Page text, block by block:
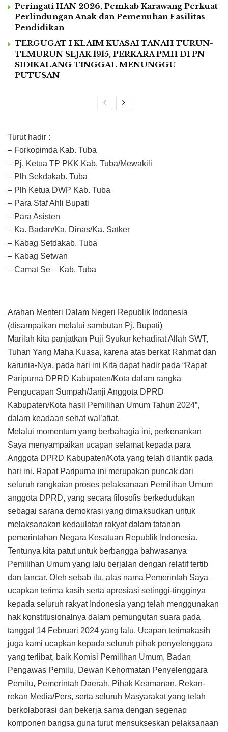
Peringati HAN 2026, Pemkab Karawang Perkuat
Perlindungan Anak dan Pemenuhan Fasilitas
Pendidikan
TERGUGAT I KLAIM KUASAI TANAH TURUN-
TEMURUN SEJAK 1915, PERKARA PMH DI PN
SIDIKALANG TINGGAL MENUNGGU
PUTUSAN
Turut hadir :
– Forkopimda Kab. Tuba
– Pj. Ketua TP PKK Kab. Tuba/Mewakili
– Plh Sekdakab. Tuba
– Plh Ketua DWP Kab. Tuba
– Para Staf Ahli Bupati
– Para Asisten
– Ka. Badan/Ka. Dinas/Ka. Satker
– Kabag Setdakab. Tuba
– Kabag Setwan
– Camat Se – Kab. Tuba
Arahan Menteri Dalam Negeri Republik Indonesia
(disampaikan melalui sambutan Pj. Bupati)
Marilah kita panjatkan Puji Syukur kehadirat Allah SWT,
Tuhan Yang Maha Kuasa, karena atas berkat Rahmat dan
karunia-Nya, pada hari ini Kita dapat hadir pada “Rapat
Paripurna DPRD Kabupaten/Kota dalam rangka
Pengucapan Sumpah/Janji Anggota DPRD
Kabupaten/Kota hasil Pemilihan Umum Tahun 2024”,
dalam keadaan sehat wal’afiat.
Melalui momentum yang berbahagia ini, perkenankan
Saya menyampaikan ucapan selamat kepada para
Anggota DPRD Kabupaten/Kota yang telah dilantik pada
hari ini. Rapat Paripurna ini merupakan puncak dari
seluruh rangkaian proses pelaksanaan Pemilihan Umum
anggota DPRD, yang secara filosofis berkedudukan
sebagai sarana demokrasi yang dimaksudkan untuk
melaksanakan kedaulatan rakyat dalam tatanan
pemerintahan Negara Kesatuan Republik Indonesia.
Tentunya kita patut untuk berbangga bahwasanya
Pemilihan Umum yang lalu berjalan dengan relatif tertib
dan lancar. Oleh sebab itu, atas nama Pemerintah Saya
ucapkan terima kasih serta apresiasi setinggi-tingginya
kepada seluruh rakyat Indonesia yang telah menggunakan
hak konstitusionalnya dalam pemungutan suara pada
tanggal 14 Februari 2024 yang lalu. Ucapan terimakasih
juga kami ucapkan kepada seluruh pihak penyelenggara
yang terlibat, baik Komisi Pemilihan Umum, Badan
Pengawas Pemilu, Dewan Kehormatan Penyelenggara
Pemilu, Pemerintah Daerah, Pihak Keamanan, Rekan-
rekan Media/Pers, serta seluruh Masyarakat yang telah
berkolaborasi dan bekerja sama dengan segenap
komponen bangsa guna turut mensukseskan pelaksanaan